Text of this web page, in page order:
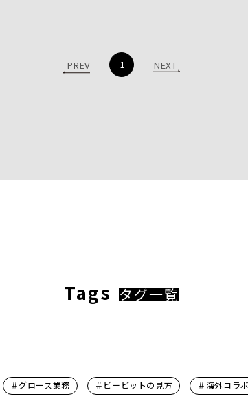
PREV 1 NEXT
Tags タグ一覧
＃グロース業務 ＃ビービットの見方 ＃海外コラボ